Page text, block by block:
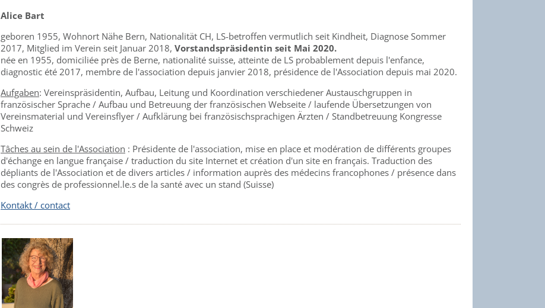
Alice Bart
geboren 1955, Wohnort Nähe Bern, Nationalität CH, LS-betroffen vermutlich seit Kindheit, Diagnose Sommer
2017, Mitglied im Verein seit Januar 2018, Vorstandspräsidentin seit Mai 2020.
née en 1955, domiciliée près de Berne, nationalité suisse, atteinte de LS probablement depuis l'enfance,
diagnostic été 2017, membre de l'association depuis janvier 2018, présidence de l'Association depuis mai 2020.
Aufgaben: Vereinspräsidentin, Aufbau, Leitung und Koordination verschiedener Austauschgruppen in
französischer Sprache / Aufbau und Betreuung der französischen Webseite / laufende Übersetzungen von
Vereinsmaterial und Vereinsflyer / Aufklärung bei französischsprachigen Ärzten / Standbetreuung Kongresse
Schweiz
Tâches au sein de l'Association : Présidente de l'association, mise en place et modération de différents groupes
d'échange en langue française / traduction du site Internet et création d'un site en français. Traduction des
dépliants de l'Association et de divers articles / information auprès des médecins francophones / présence dans
des congrès de professionnel.le.s de la santé avec un stand (Suisse)
Kontakt / contact